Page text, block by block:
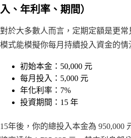
入、年利率、期間）
對於大多數人而言，定期定額是更
模式能模擬你每月持續投入資金的情
初始本金：50,000 元
每月投入：5,000 元
年化利率：7%
投資期間：15 年
15年後，你的總投入本金為 950,000